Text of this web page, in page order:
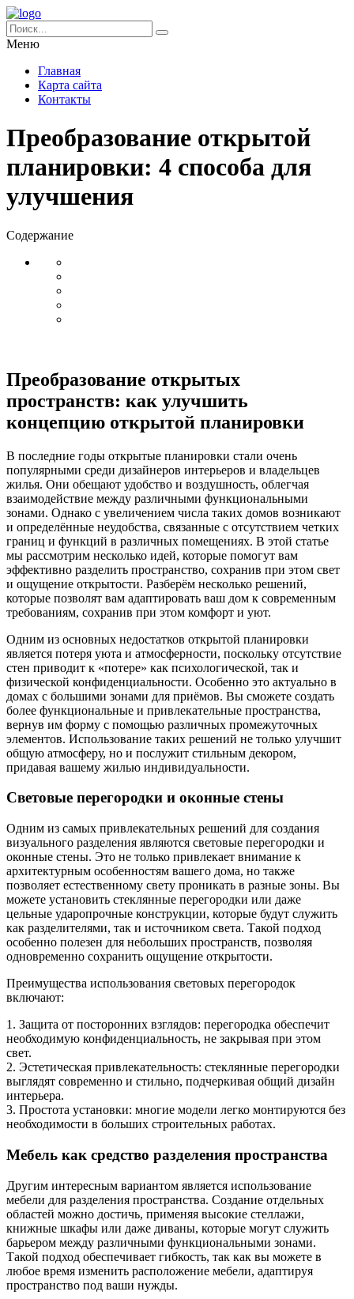
Меню
Главная
Карта сайта
Контакты
Преобразование открытой
планировки: 4 способа для
улучшения
Содержание
Преобразование открытых
пространств: как улучшить
концепцию открытой планировки
В последние годы открытые планировки стали очень
популярными среди дизайнеров интерьеров и владельцев
жилья. Они обещают удобство и воздушность, облегчая
взаимодействие между различными функциональными
зонами. Однако с увеличением числа таких домов возникают
и определённые неудобства, связанные с отсутствием четких
границ и функций в различных помещениях. В этой статье
мы рассмотрим несколько идей, которые помогут вам
эффективно разделить пространство, сохранив при этом свет
и ощущение открытости. Разберём несколько решений,
которые позволят вам адаптировать ваш дом к современным
требованиям, сохранив при этом комфорт и уют.
Одним из основных недостатков открытой планировки
является потеря уюта и атмосферности, поскольку отсутствие
стен приводит к «потере» как психологической, так и
физической конфиденциальности. Особенно это актуально в
домах с большими зонами для приёмов. Вы сможете создать
более функциональные и привлекательные пространства,
вернув им форму с помощью различных промежуточных
элементов. Использование таких решений не только улучшит
общую атмосферу, но и послужит стильным декором,
придавая вашему жилью индивидуальности.
Световые перегородки и оконные стены
Одним из самых привлекательных решений для создания
визуального разделения являются световые перегородки и
оконные стены. Это не только привлекает внимание к
архитектурным особенностям вашего дома, но также
позволяет естественному свету проникать в разные зоны. Вы
можете установить стеклянные перегородки или даже
цельные ударопрочные конструкции, которые будут служить
как разделителями, так и источником света. Такой подход
особенно полезен для небольших пространств, позволяя
одновременно сохранить ощущение открытости.
Преимущества использования световых перегородок
включают:
1. Защита от посторонних взглядов: перегородка обеспечит
необходимую конфиденциальность, не закрывая при этом
свет.
2. Эстетическая привлекательность: стеклянные перегородки
выглядят современно и стильно, подчеркивая общий дизайн
интерьера.
3. Простота установки: многие модели легко монтируются без
необходимости в больших строительных работах.
Мебель как средство разделения пространства
Другим интересным вариантом является использование
мебели для разделения пространства. Создание отдельных
областей можно достичь, применяя высокие стеллажи,
книжные шкафы или даже диваны, которые могут служить
барьером между различными функциональными зонами.
Такой подход обеспечивает гибкость, так как вы можете в
любое время изменить расположение мебели, адаптируя
пространство под ваши нужды.